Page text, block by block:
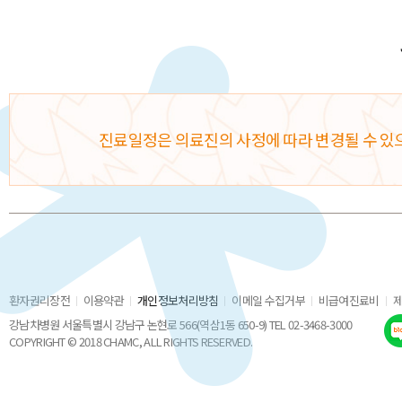
진료일정은 의료진의 사정에 따라 변경될 수
환자권리장전 이용약관 개인정보처리방침 이메일 수집거부 비급여진료비
강남차병원 서울특별시 강남구 논현로 566(역삼1동 650-9) TEL 02-3468-3000
COPYRIGHT © 2018 CHAMC, ALL RIGHTS RESERVED.